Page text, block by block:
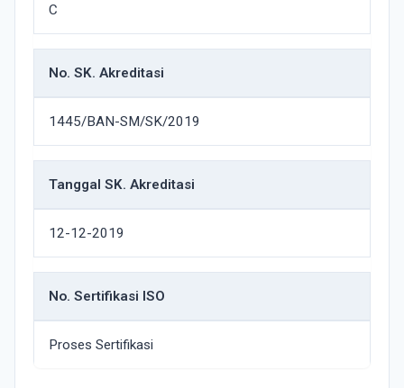
C
No. SK. Akreditasi
1445/BAN-SM/SK/2019
Tanggal SK. Akreditasi
12-12-2019
No. Sertifikasi ISO
Proses Sertifikasi